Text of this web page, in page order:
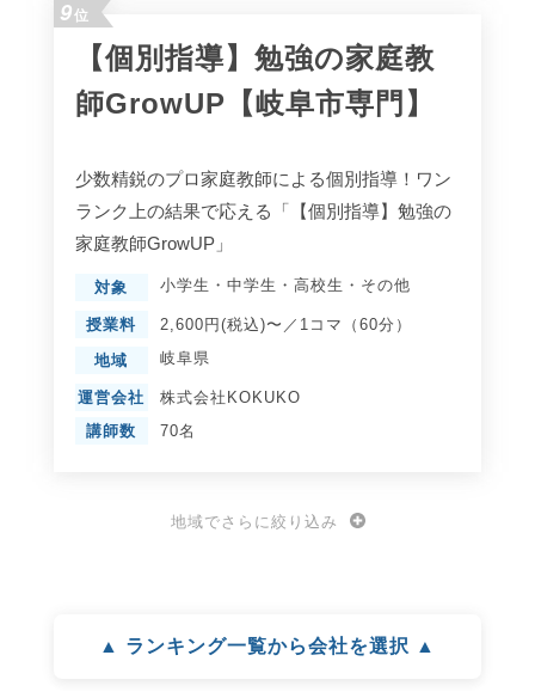
9位
【個別指導】勉強の家庭教
師GrowUP【岐阜市専門】
少数精鋭のプロ家庭教師による個別指導！ワン
ランク上の結果で応える「【個別指導】勉強の
家庭教師GrowUP」
対象 小学生 ・ 中学生 ・ 高校生 ・ その他
授業料 2,600円(税込)〜／1コマ（60分）
地域 岐阜県
運営会社
株式会社KOKUKO
講師数
70名
地域でさらに絞り込み
▲ ランキング一覧から会社を選択 ▲